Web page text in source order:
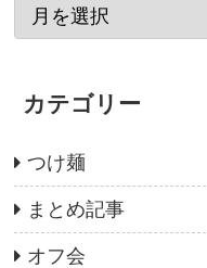
カテゴリー
つけ麺
まとめ記事
オフ会